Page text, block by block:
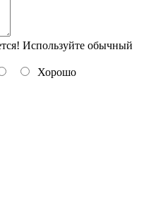
Используйте обычный
Хорошо